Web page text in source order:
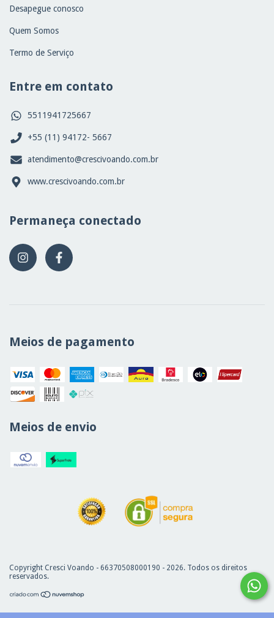
Desapegue conosco
Quem Somos
Termo de Serviço
Entre em contato
5511941725667
+55 (11) 94172- 5667
atendimento@crescivoando.com.br
www.crescivoando.com.br
Permaneça conectado
Meios de pagamento
Meios de envio
Copyright Cresci Voando - 66370508000190 - 2026. Todos os direitos
reservados.